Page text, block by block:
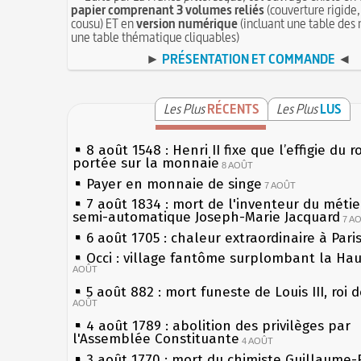
papier comprenant 3 volumes reliés(couverture
cousu) ET enversion numérique(incluant une table des
une table thématique cliquables)
► PRÉSENTATION ET COMMANDE ◄
Les PlusRÉCENTS Les PlusLUS
8 août 1548 : Henri II fixe que l’effigie du
portée sur la monnaie 8 AOÛT
Payer en monnaie de singe 7 AOÛT
7 août 1834 : mort de l'inventeur du
semi-automatique Joseph-Marie Jacquard 7
6 août 1705 : chaleur extraordinaire à Paris
Occi : village fantôme surplombant la
AOÛT
5 août 882 : mort funeste de Louis III, roi
AOÛT
4 août 1789 : abolition des privilèges par
l'Assemblée Constituante 4 AOÛT